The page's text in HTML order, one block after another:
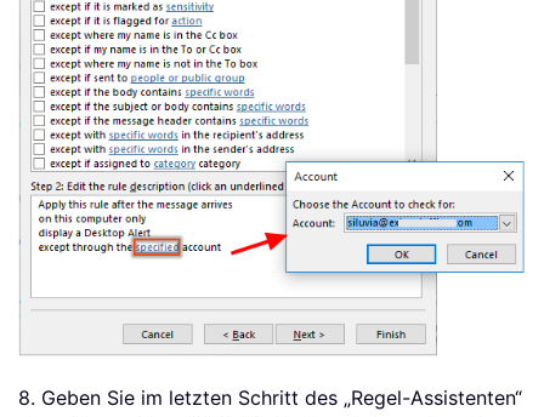
8. Geben Sie im letzten Schritt des „Regel-Assistenten“